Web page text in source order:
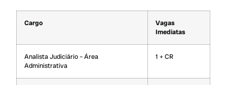
Cargo
Vagas
Imediatas
Analista Judiciário – Área
Administrativa
1 + CR